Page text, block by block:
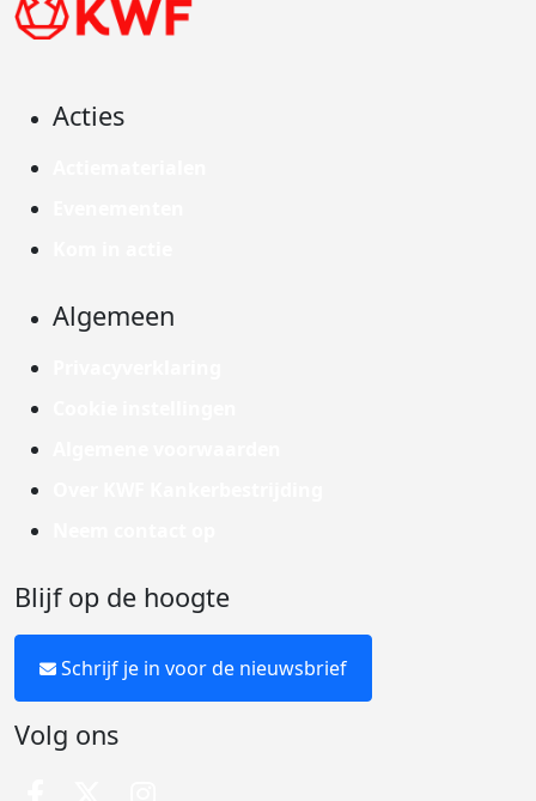
Acties
Algemeen
Blijf op de hoogte
Schrijf je in voor de nieuwsbrief
Volg ons